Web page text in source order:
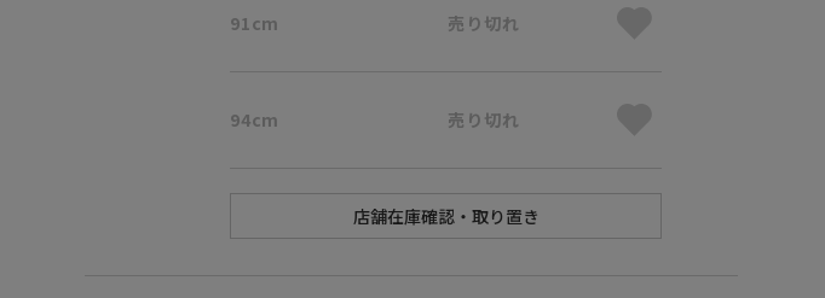
91cm 売り切れ
94cm 売り切れ